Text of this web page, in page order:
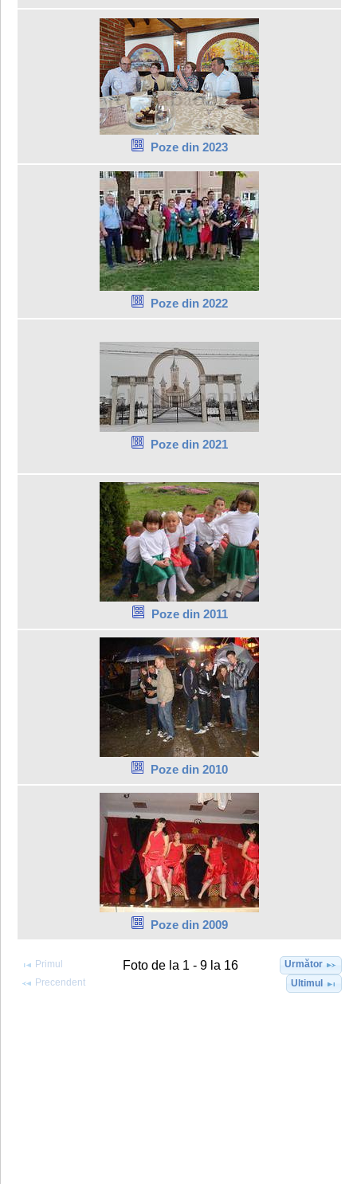
Poze din 2023
Poze din 2022
Poze din 2021
Poze din 2011
Poze din 2010
Poze din 2009
Primul
Precendent
Foto de la 1 - 9 la 16
Următor
Ultimul